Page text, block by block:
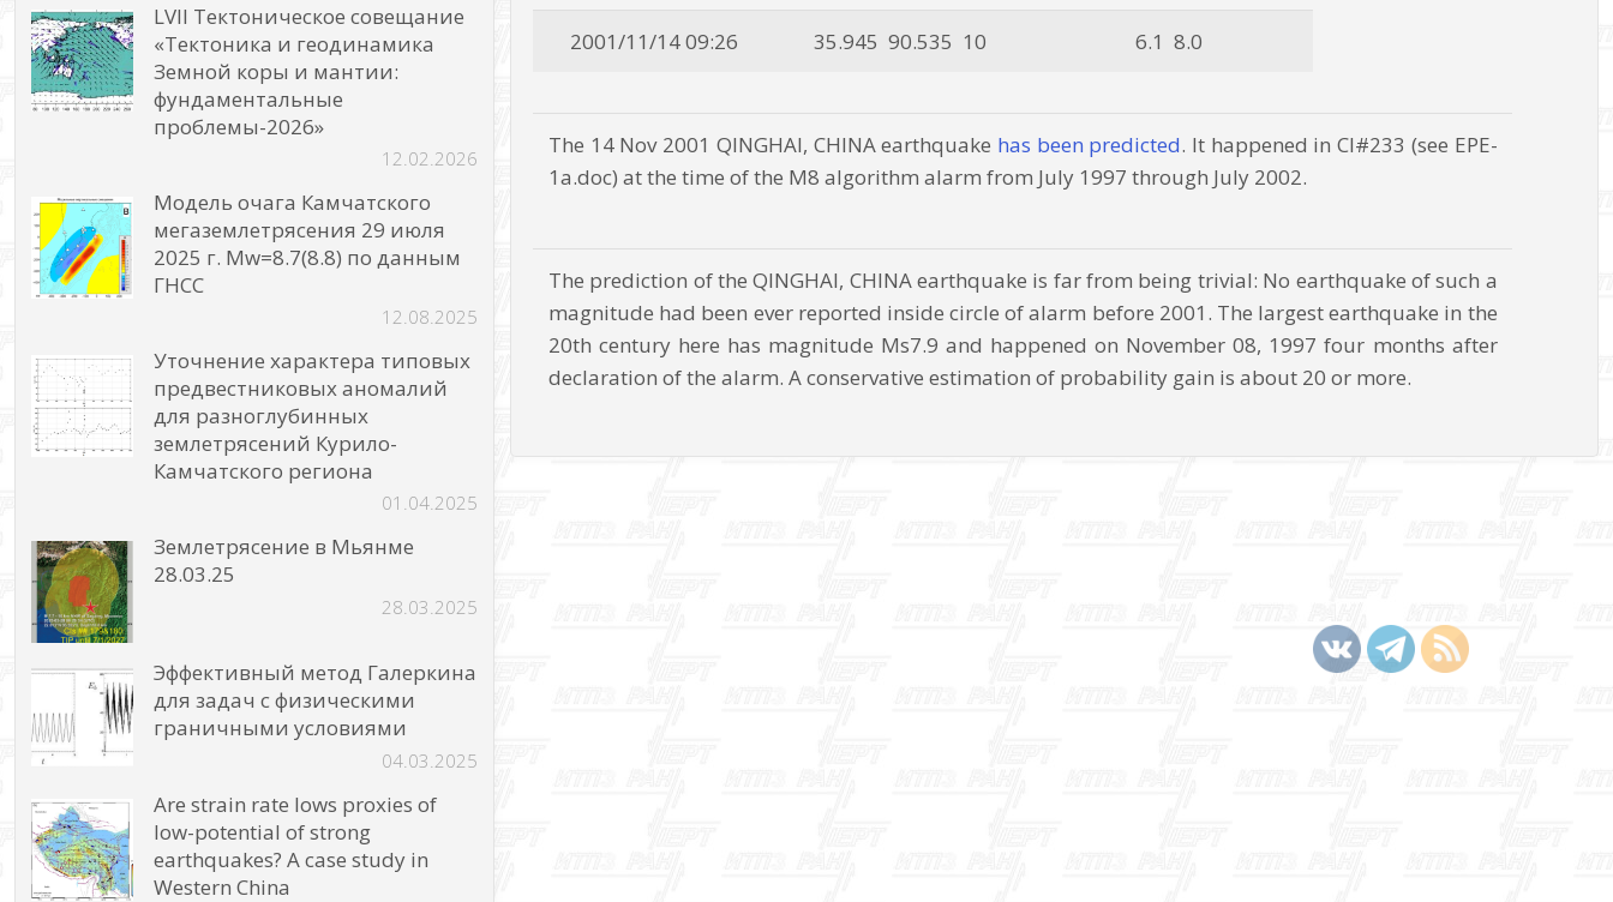
2001/11/14 09:26 35.945 90.535 10 6.1 8.0
The 14 Nov 2001 QINGHAI, CHINA earthquake has been predicted. It happened in CI#233 (see EPE-
1a.doc) at the time of the M8 algorithm alarm from July 1997 through July 2002.
The prediction of the QINGHAI, CHINA earthquake is far from being trivial: No earthquake of such a
magnitude had been ever reported inside circle of alarm before 2001. The largest earthquake in the
20th century here has magnitude Ms7.9 and happened on November 08, 1997 four months after
declaration of the alarm. A conservative estimation of probability gain is about 20 or more.
LVII Тектоническое совещание
«Тектоника и геодинамика
Земной коры и мантии:
фундаментальные
проблемы-2026»
12.02.2026
Модель очага Камчатского
мегаземлетрясения 29 июля
2025 г. Mw=8.7(8.8) по данным
ГНСС
12.08.2025
Уточнение характера типовых
предвестниковых аномалий
для разноглубинных
землетрясений Курило-
Камчатского региона
01.04.2025
Землетрясение в Мьянме
28.03.25
28.03.2025
Эффективный метод Галеркина
для задач с физическими
граничными условиями
04.03.2025
Are strain rate lows proxies of
low-potential of strong
earthquakes? A case study in
Western China